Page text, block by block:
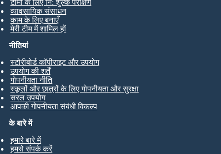
टीमों के लिए नि: शुल्क परीक्षण
व्यावसायिक संसाधन
काम के लिए बनाएँ
मेरी टीम में शामिल हों
के बारे में
हमारे बारे में
हमसे संपर्क करें
नीतियां
स्टोरीबोर्ड कॉपीराइट और उपयोग
उपयोग की शर्तें
गोपनीयता नीति
स्कूलों और छात्रों के लिए गोपनीयता और सुरक्षा
सरल उपयोग
आपकी गोपनीयता संबंधी विकल्प